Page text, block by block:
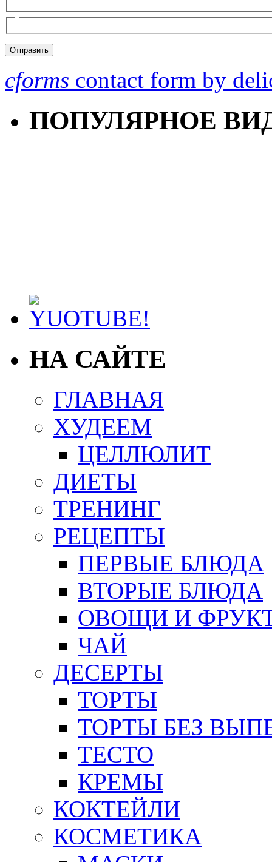
cforms contact form by
ПОПУЛЯРНОЕ
НА САЙТЕ
ГЛАВНАЯ
ХУДЕЕМ
ЦЕЛЛЮЛИТ
ДИЕТЫ
ТРЕНИНГ
РЕЦЕПТЫ
ПЕРВЫЕ БЛЮДА
ВТОРЫЕ БЛЮДА
ОВОЩИ И
ЧАЙ
ДЕСЕРТЫ
ТОРТЫ
ТОРТЫ БЕЗ
ТЕСТО
КРЕМЫ
КОКТЕЙЛИ
КОСМЕТИКА